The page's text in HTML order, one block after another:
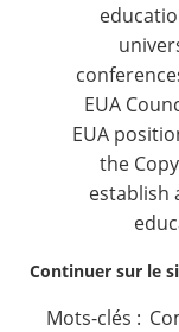
EUA
EUA
the
establish
Continuer sur le
Mots-clés :